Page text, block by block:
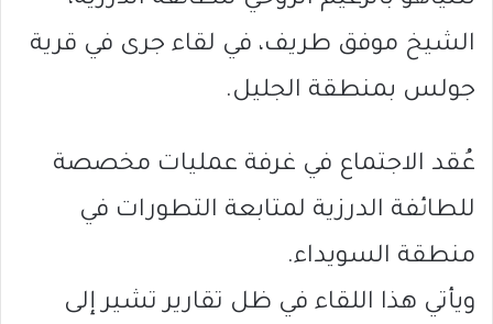
الشيخ موفق طريف، في لقاء جرى في قرية
جولس بمنطقة الجليل.
عُقد الاجتماع في غرفة عمليات مخصصة
للطائفة الدرزية لمتابعة التطورات في
منطقة السويداء.
ويأتي هذا اللقاء في ظل تقارير تشير إلى